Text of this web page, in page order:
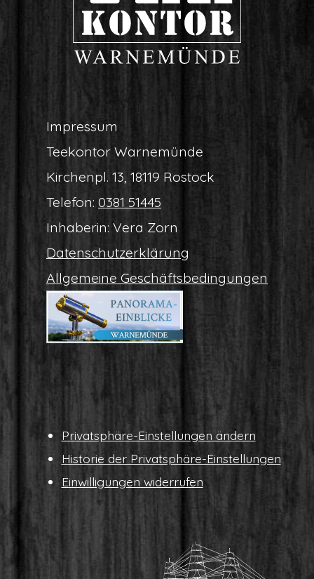
Impres­sum
Tee­kon­tor Warnemünde
Kir­chen­pl. 13, 18119 Rostock
Tele­fon: 0381 51445
Inha­be­rin: Vera Zorn
Daten­schutz­er­klä­rung
All­ge­mei­ne Geschäftsbedingungen
Pri­vat­sphä­re-Ein­stel­lun­gen ändern
His­to­rie der Privatsphäre-Einstellungen
Ein­wil­li­gun­gen widerrufen